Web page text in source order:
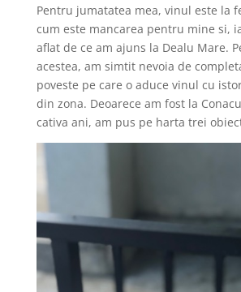
Pentru jumatatea mea, vinul este la
cum este mancarea pentru mine si,
aflat de ce am ajuns la Dealu Mare.
acestea, am simtit nevoia de
poveste pe care o aduce vinul cu
din zona. Deoarece am fost la
cativa ani, am pus pe harta trei